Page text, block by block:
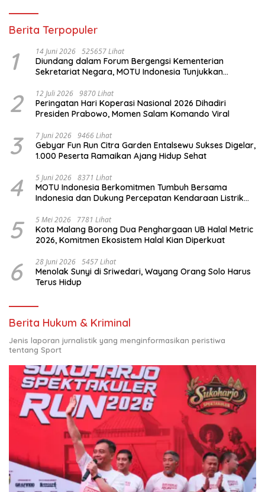
Berita Terpopuler
1 14 Juni 2026 525657 Lihat
Diundang dalam Forum Bergengsi Kementerian
Sekretariat Negara, MOTU Indonesia Tunjukkan
2 12 Juli 2026 9870 Lihat
Peringatan Hari Koperasi Nasional 2026 Dihadiri
Presiden Prabowo, Momen Salam Komando Viral
3 7 Juni 2026 9466 Lihat
Gebyar Fun Run Citra Garden Entalsewu Sukses Digelar,
1.000 Peserta Ramaikan Ajang Hidup Sehat
4 5 Juni 2026 8371 Lihat
MOTU Indonesia Berkomitmen Tumbuh Bersama
Indonesia dan Dukung Percepatan Kendaraan Listrik
5 5 Mei 2026 7781 Lihat
Kota Malang Borong Dua Penghargaan UB Halal Metric
2026, Komitmen Ekosistem Halal Kian Diperkuat
6 28 Juni 2026 5457 Lihat
Menolak Sunyi di Sriwedari, Wayang Orang Solo Harus
Terus Hidup
Berita Hukum & Kriminal
Jenis laporan jurnalistik yang menginformasikan peristiwa
tentang Sport